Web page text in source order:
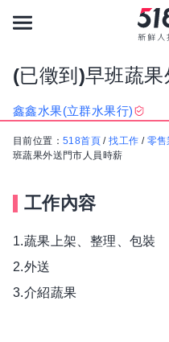
(已徵到)早班蔬
鑫鑫水果(立群水果行)
目前位置： 518首頁 /找工作 / 零售
班蔬果外送門市人員時薪
工作內容
1.蔬果上架、整理、包裝
2.外送
3.介紹蔬果